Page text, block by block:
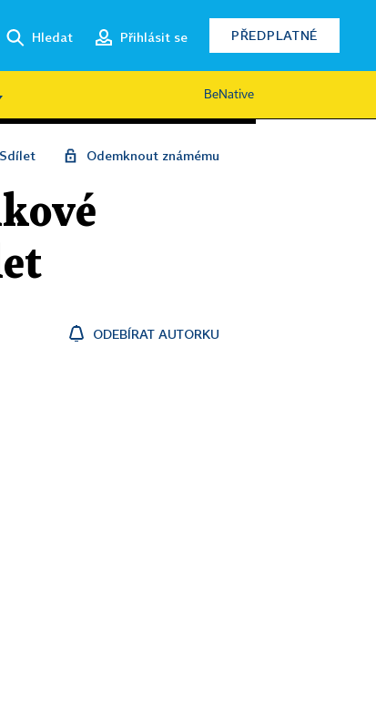
Hledat Přihlásit se PŘEDPLATNÉ
BeNative
Sdílet Odemknout známému
ODEBÍRAT AUTORKU